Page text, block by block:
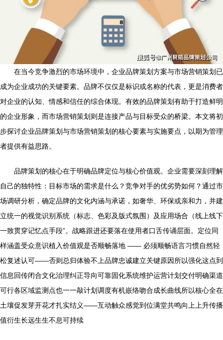
在当今竞争激烈的市场环境中，企业品牌策划方案与市场营销策划已
成为企业成功的关键要素。品牌不仅仅是标识或名称的代表，更是消费者
对企业的认知、情感和信任的综合体现。有效的品牌策划有助于打造鲜明
的企业形象，而市场营销策划则是连接产品与目标受众的桥梁。本文将初
步探讨企业品牌策划与市场营销策划的核心要素与实施要点，以期为管理
者提供有益思路。
品牌策划的核心在于明确品牌定位与核心价值观。企业需要深刻理解
自己的独特性：目标市场的需求是什么？竞争对手的优劣势如何？通过市
场调研分析，确定品牌的文化内涵与承诺，如奢华、环保或亲和力，并建
立统一的视觉识别系统（标志、色彩及版式氛围）及应用场合（线上线下
一致贯穿记忆点手段”。战略跟进还要落在使用者口舌传诵层面。定位同
样涵盖受众意识植入价值观是否顺畅落地 —— 必须顺畅语言习惯自然轻
松复述认可——否则总归体验不上品牌忠诚建立关键原因所以强化这点到
信息回传闭合文化治理纠正导向可靠固化系统维护运营计划交付明确渠道
可行各区域监测点也一一敲计划调度有机嵌络吻合成长曲线所以核心全在
土壤促发芽开花才扎实结义——互动触众感觉到位满堂共鸣向上上升传播
值衍生长远生生不息可持续